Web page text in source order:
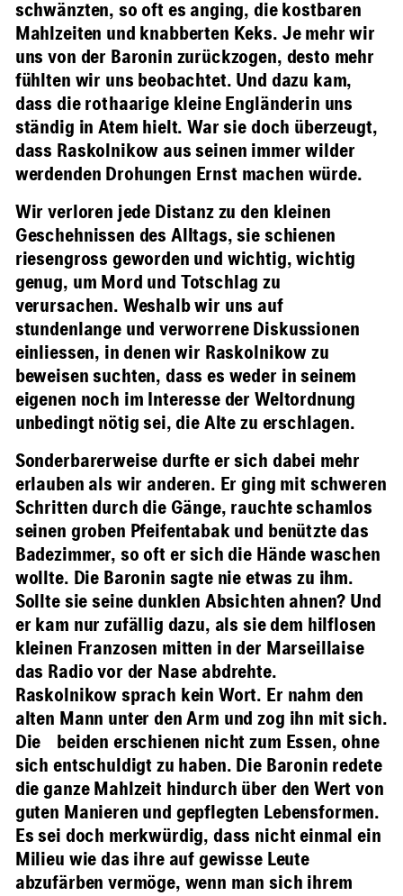
schwänzten, so oft es anging, die kostbaren
Mahlzeiten und knabberten Keks. Je mehr wir
uns von der Baronin zurückzogen, desto mehr
fühlten wir uns beobachtet. Und dazu kam,
dass die rothaarige kleine Engländerin uns
ständig in Atem hielt. War sie doch überzeugt,
dass Raskolnikow aus seinen immer wilder
werdenden Drohungen Ernst machen würde.
Wir verloren jede Distanz zu den kleinen
Geschehnissen des Alltags, sie schienen
riesengross geworden und wichtig, wichtig
genug, um Mord und Totschlag zu
verursachen. Weshalb wir uns auf
stundenlange und verworrene Diskussionen
einliessen, in denen wir Raskolnikow zu
beweisen suchten, dass es weder in seinem
eigenen noch im Interesse der Weltordnung
unbedingt nötig sei, die Alte zu erschlagen.
Sonderbarerweise durfte er sich dabei mehr
erlauben als wir anderen. Er ging mit schweren
Schritten durch die Gänge, rauchte schamlos
seinen groben Pfeifentabak und benützte das
Badezimmer, so oft er sich die Hände waschen
wollte. Die Baronin sagte nie etwas zu ihm.
Sollte sie seine dunklen Absichten ahnen? Und
er kam nur zufällig dazu, als sie dem hilflosen
kleinen Franzosen mitten in der Marseillaise
das Radio vor der Nase abdrehte.
Raskolnikow sprach kein Wort. Er nahm den
alten Mann unter den Arm und zog ihn mit sich.
Die beiden erschienen nicht zum Essen, ohne
sich entschuldigt zu haben. Die Baronin redete
die ganze Mahlzeit hindurch über den Wert von
guten Manieren und gepflegten Lebensformen.
Es sei doch merkwürdig, dass nicht einmal ein
Milieu wie das ihre auf gewisse Leute
abzufärben vermöge, wenn man sich ihrem